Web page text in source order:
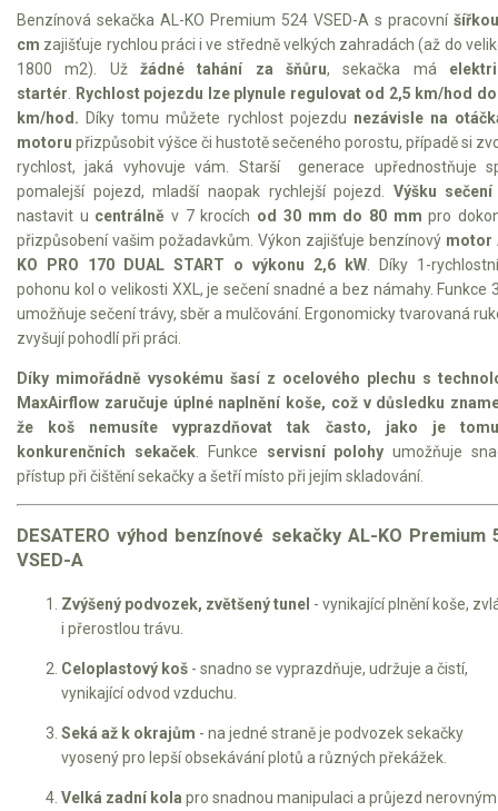
Elektrické skútry
Elektrické tříkolky
Elektrické tříkolky pro seniory
Elektrické tříkolky pracovní
Elektrické čtyřkolky
Náhradní díly
Náhradní díly pro motorové pily
Řetězové pily
Náhradní díly pro křovinořezy
Náhradní díly pro sekačky
Benzínová sekačka AL-KO Premium 524 VSED-A s pracovní
cm zajišťuje rychlou práci i ve středně velkých zahradách (až do
1800 m2). Už žádné tahání za šňůru, sekačka má
startér
Rychlost pojezdu lze plynule regulovat od 2,5 km/hod do
km/hod. Díky tomu můžete rychlost pojezdu nezávisle na
motoru přizpůsobit výšce či hustotě sečeného porostu, případě si
rychlost, jaká vyhovuje vám. Starší generace upřednostňuje
pomalejší pojezd, mladší naopak rychlejší pojezd. Výšku sečení
nastavit u centrálně v 7 krocích od 30 mm do 80 mm pro
přizpůsobení vašim požadavkům. Výkon zajišťuje benzínový motor
KO PRO 170 DUAL START o výkonu 2,6 kW . Díky 1-
pohonu kol o velikosti XXL, je sečení snadné a bez námahy. Funkce
umožňuje sečení trávy, sběr a mulčování. Ergonomicky tvarovaná
zvyšují pohodlí při práci.
Díky mimořádně vysokému šasí z ocelového plechu s
MaxAirflow zaručuje úplné naplnění koše, což v důsledku
že koš nemusíte vyprazdňovat tak často, jako je
konkurenčních sekaček. Funkce servisní polohy umožňuje
přístup při čištění sekačky a šetří místo při jejím skladování.
DESATERO výhod benzínové sekačky AL-KO Premium
VSED-A
Zvýšený podvozek, zvětšený tunel - vynikající plnění koše,
i přerostlou trávu.
Celoplastový koš - snadno se vyprazdňuje, udržuje a čistí,
vynikající odvod vzduchu.
Seká až k okrajům - na jedné straně je podvozek sekačky
vyosený pro lepší obsekávání plotů a různých překážek.
Velká zadní kola pro snadnou manipulaci a průjezd nerovným